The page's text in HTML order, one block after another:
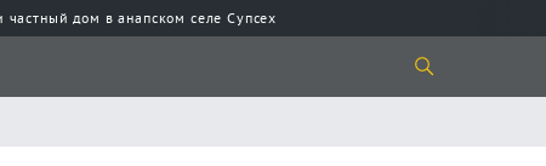
дом в анапском селе Супсех